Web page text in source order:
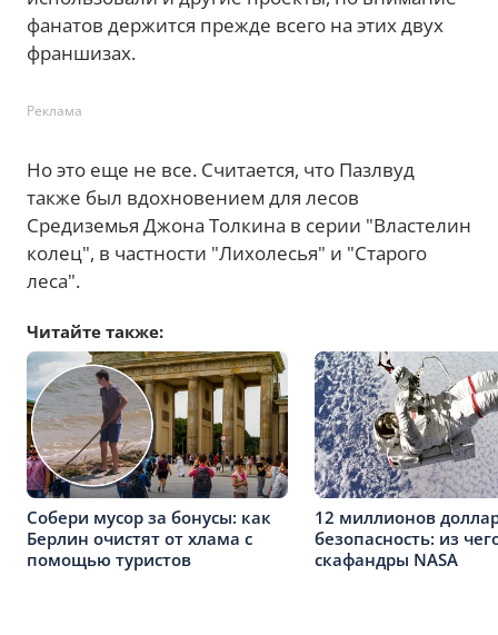
фанатов держится прежде всего на этих двух
франшизах.
Реклама
Но это еще не все. Считается, что Пазлвуд
также был вдохновением для лесов
Средиземья Джона Толкина в серии "Властелин
колец", в частности "Лихолесья" и "Старого
леса".
Читайте также:
Собери мусор за бонусы: как
Берлин очистят от хлама с
помощью туристов
12 миллионов
безопасность: из
скафандры NASA